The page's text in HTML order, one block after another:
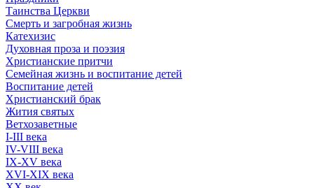
Таинства Церкви
Смерть и загробная жизнь
Катехизис
Духовная проза и поэзия
Христианские притчи
Семейная жизнь и воспитание детей
Воспитание детей
Христианский брак
Жития святых
Ветхозаветные
I-III века
IV-VIII века
IX-XV века
XVI-XIX века